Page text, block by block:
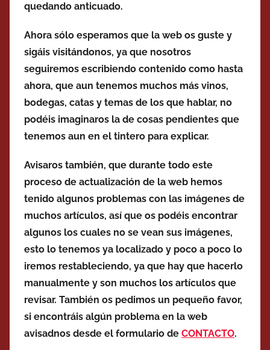
quedando anticuado.
Ahora sólo esperamos que la web os guste y
sigáis visitándonos, ya que nosotros
seguiremos escribiendo contenido como hasta
ahora, que aun tenemos muchos más vinos,
bodegas, catas y temas de los que hablar, no
podéis imaginaros la de cosas pendientes que
tenemos aun en el tintero para explicar.
Avisaros también, que durante todo este
proceso de actualización de la web hemos
tenido algunos problemas con las imágenes de
muchos artículos, así que os podéis encontrar
algunos los cuales no se vean sus imágenes,
esto lo tenemos ya localizado y poco a poco lo
iremos restableciendo, ya que hay que hacerlo
manualmente y son muchos los artículos que
revisar. También os pedimos un pequeño favor,
si encontráis algún problema en la web
avisadnos desde el formulario de CONTACTO.